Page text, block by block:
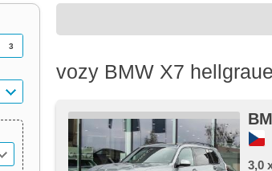
3
vozy BMW X7
3,0